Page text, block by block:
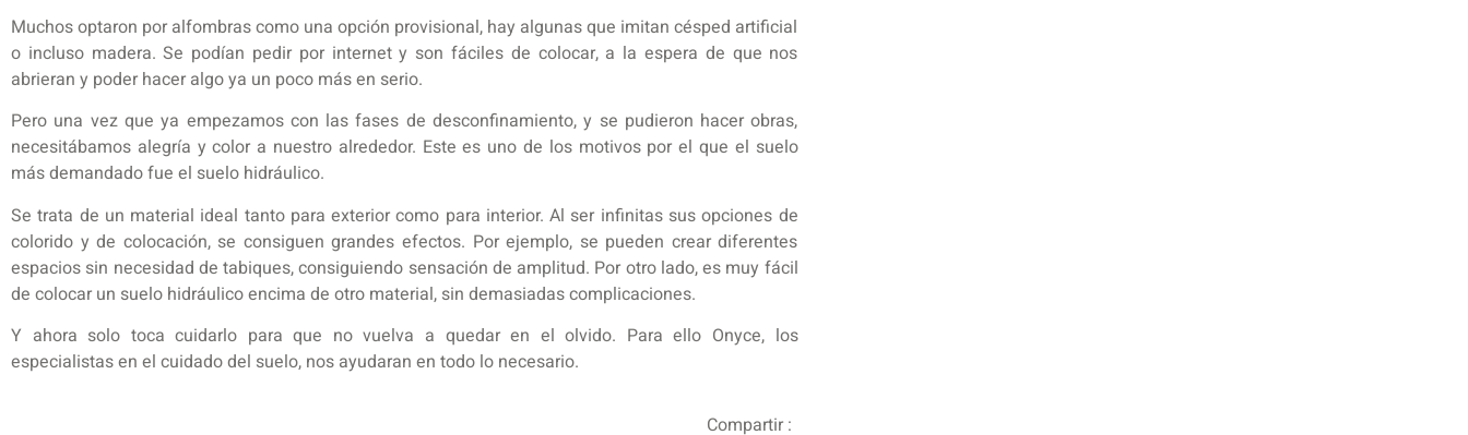
Muchos optaron por alfombras como una opción provisional, hay algunas que imitan césped artificial
o incluso madera. Se podían pedir por internet y son fáciles de colocar, a la espera de que nos
abrieran y poder hacer algo ya un poco más en serio.
Pero una vez que ya empezamos con las fases de desconfinamiento, y se pudieron hacer obras,
necesitábamos alegría y color a nuestro alrededor. Este es uno de los motivos por el que el suelo
más demandado fue el suelo hidráulico.
Se trata de un material ideal tanto para exterior como para interior. Al ser infinitas sus opciones de
colorido y de colocación, se consiguen grandes efectos. Por ejemplo, se pueden crear diferentes
espacios sin necesidad de tabiques, consiguiendo sensación de amplitud. Por otro lado, es muy fácil
de colocar un suelo hidráulico encima de otro material, sin demasiadas complicaciones.
Y ahora solo toca cuidarlo para que no vuelva a quedar en el olvido. Para ello Onyce, los
especialistas en el cuidado del suelo, nos ayudaran en todo lo necesario.
Compartir :